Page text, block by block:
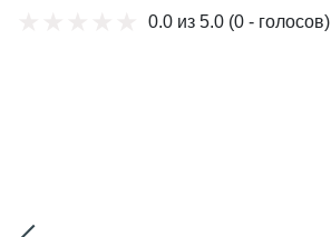
0.0 из 5.0(0 - голосов)